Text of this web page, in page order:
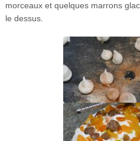
morceaux et quelques marrons
le dessus.